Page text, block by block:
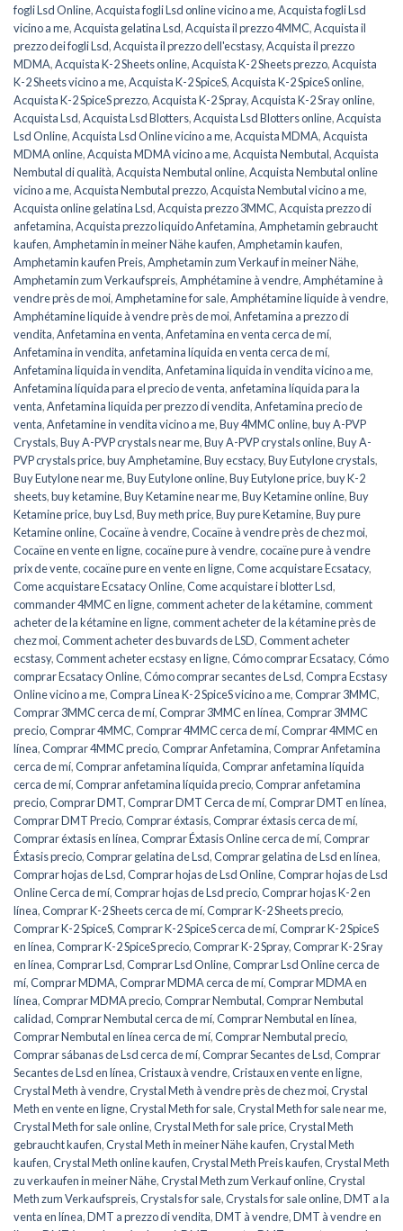
fogli Lsd Online,Acquista fogli Lsd online vicino a me,Acquista fogli Lsd
vicino a me,Acquista gelatina Lsd,Acquista il prezzo 4MMC,Acquista il
prezzo dei fogli Lsd,Acquista il prezzo dell'ecstasy,Acquista il prezzo
MDMA,Acquista K-2 Sheets online,Acquista K-2 Sheets prezzo,Acquista
K-2 Sheets vicino a me,Acquista K-2 SpiceS,Acquista K-2 SpiceS online,
Acquista K-2 SpiceS prezzo,Acquista K-2 Spray,Acquista K-2 Sray online,
Acquista Lsd,Acquista Lsd Blotters,Acquista Lsd Blotters online,Acquista
Lsd Online,Acquista Lsd Online vicino a me,Acquista MDMA,Acquista
MDMA online,Acquista MDMA vicino a me,Acquista Nembutal,Acquista
Nembutal di qualità,Acquista Nembutal online,Acquista Nembutal online
vicino a me,Acquista Nembutal prezzo,Acquista Nembutal vicino a me,
Acquista online gelatina Lsd,Acquista prezzo 3MMC,Acquista prezzo di
anfetamina,Acquista prezzo liquido Anfetamina,Amphetamin gebraucht
kaufen,Amphetamin in meiner Nähe kaufen,Amphetamin kaufen,
Amphetamin kaufen Preis,Amphetamin zum Verkauf in meiner Nähe,
Amphetamin zum Verkaufspreis,Amphétamine à vendre,Amphétamine à
vendre près de moi,Amphetamine for sale,Amphétamine liquide à vendre,
Amphétamine liquide à vendre près de moi,Anfetamina a prezzo di
vendita,Anfetamina en venta,Anfetamina en venta cerca de mí,
Anfetamina in vendita, anfetamina líquida en venta cerca de mí,
Anfetamina liquida in vendita,Anfetamina liquida in vendita vicino a me,
Anfetamina líquida para el precio de venta, anfetamina líquida para la
venta,Anfetamina liquida per prezzo di vendita,Anfetamina precio de
venta,Anfetamine in vendita vicino a me,Buy 4MMC online,buy A-PVP
Crystals,Buy A-PVP crystals near me,Buy A-PVP crystals online,Buy A-
PVP crystals price,buy Amphetamine,Buy ecstacy,Buy Eutylone crystals,
Buy Eutylone near me,Buy Eutylone online,Buy Eutylone price,buy K-2
sheets,buy ketamine,Buy Ketamine near me,Buy Ketamine online,Buy
Ketamine price,buy Lsd,Buy meth price,Buy pure Ketamine,Buy pure
Ketamine online,Cocaïne à vendre,Cocaïne à vendre près de chez moi,
Cocaïne en vente en ligne,cocaïne pure à vendre,cocaïne pure à vendre
prix de vente,cocaïne pure en vente en ligne,Come acquistare Ecsatacy,
Come acquistare Ecsatacy Online,Come acquistare i blotter Lsd,
commander 4MMC en ligne,comment acheter de la kétamine,comment
acheter de la kétamine en ligne,comment acheter de la kétamine près de
chez moi,Comment acheter des buvards de LSD,Comment acheter
ecstasy,Comment acheter ecstasy en ligne,Cómo comprar Ecsatacy,Cómo
comprar Ecsatacy Online,Cómo comprar secantes de Lsd,Compra Ecstasy
Online vicino a me,Compra Linea K-2 SpiceS vicino a me,Comprar 3MMC,
Comprar 3MMC cerca de mí,Comprar 3MMC en línea,Comprar 3MMC
precio,Comprar 4MMC,Comprar 4MMC cerca de mí,Comprar 4MMC en
línea,Comprar 4MMC precio,Comprar Anfetamina,Comprar Anfetamina
cerca de mí,Comprar anfetamina líquida,Comprar anfetamina líquida
cerca de mí,Comprar anfetamina líquida precio,Comprar anfetamina
precio,Comprar DMT,Comprar DMT Cerca de mí,Comprar DMT en línea,
Comprar DMT Precio,Comprar éxtasis,Comprar éxtasis cerca de mí,
Comprar éxtasis en línea,Comprar Éxtasis Online cerca de mí,Comprar
Éxtasis precio,Comprar gelatina de Lsd,Comprar gelatina de Lsd en línea,
Comprar hojas de Lsd,Comprar hojas de Lsd Online,Comprar hojas de Lsd
Online Cerca de mí,Comprar hojas de Lsd precio,Comprar hojas K-2 en
línea,Comprar K-2 Sheets cerca de mí,Comprar K-2 Sheets precio,
Comprar K-2 SpiceS,Comprar K-2 SpiceS cerca de mí,Comprar K-2 SpiceS
en línea,Comprar K-2 SpiceS precio,Comprar K-2 Spray,Comprar K-2 Sray
en línea,Comprar Lsd,Comprar Lsd Online,Comprar Lsd Online cerca de
mí,Comprar MDMA,Comprar MDMA cerca de mí,Comprar MDMA en
línea,Comprar MDMA precio,Comprar Nembutal,Comprar Nembutal
calidad,Comprar Nembutal cerca de mí,Comprar Nembutal en línea,
Comprar Nembutal en línea cerca de mí,Comprar Nembutal precio,
Comprar sábanas de Lsd cerca de mí,Comprar Secantes de Lsd,Comprar
Secantes de Lsd en línea,Cristaux à vendre,Cristaux en vente en ligne,
Crystal Meth à vendre,Crystal Meth à vendre près de chez moi,Crystal
Meth en vente en ligne,Crystal Meth for sale,Crystal Meth for sale near me,
Crystal Meth for sale online,Crystal Meth for sale price,Crystal Meth
gebraucht kaufen,Crystal Meth in meiner Nähe kaufen,Crystal Meth
kaufen,Crystal Meth online kaufen,Crystal Meth Preis kaufen,Crystal Meth
zu verkaufen in meiner Nähe,Crystal Meth zum Verkauf online,Crystal
Meth zum Verkaufspreis,Crystals for sale,Crystals for sale online,DMT a la
venta en línea,DMT a prezzo di vendita,DMT à vendre,DMT à vendre en